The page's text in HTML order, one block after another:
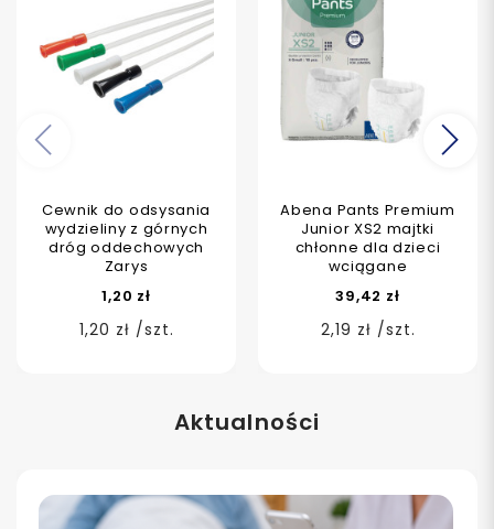
Cewnik do odsysania
wydzieliny z górnych
dróg oddechowych
Zarys
1,20 zł
1,20 zł /szt.
Abena Pants Premium
Junior XS2 majtki
chłonne dla dzieci
wciągane
39,42 zł
2,19 zł /szt.
Poprzedni
Aktualności